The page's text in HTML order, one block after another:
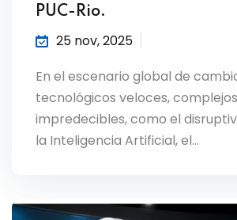
PUC-Rio.
25 nov, 2025
En el escenario global de
tecnológicos veloces,
impredecibles, como el
la Inteligencia Artificial, el…